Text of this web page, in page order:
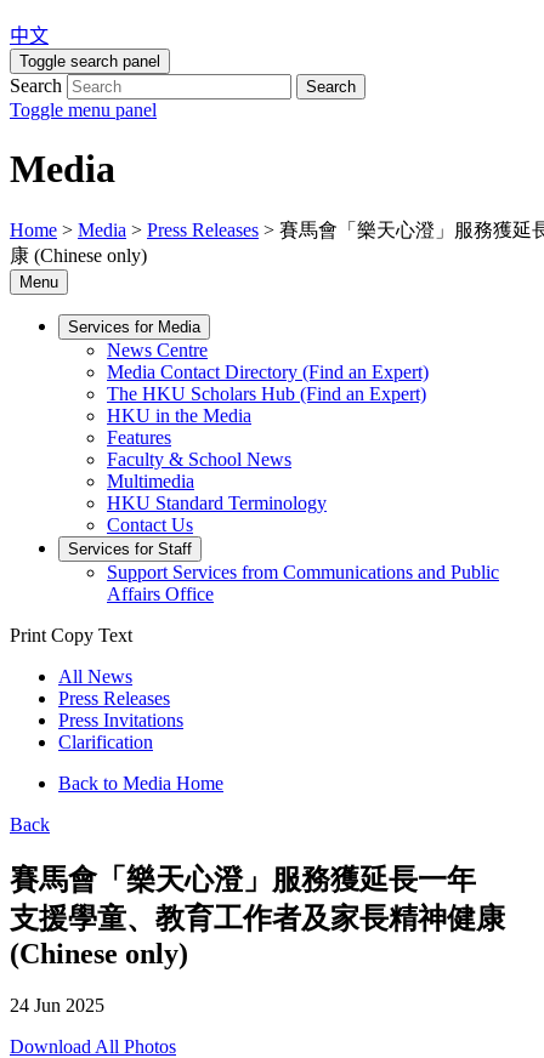
中文
Toggle search panel
Search Search
Toggle menu panel
Media
Home > Media > Press Releases > 賽馬會「樂天心澄」服務獲延
康 (Chinese only)
Menu
Services for Media
News Centre
Media Contact Directory (Find an Expert)
The HKU Scholars Hub (Find an Expert)
HKU in the Media
Features
Faculty & School News
Multimedia
HKU Standard Terminology
Contact Us
Services for Staff
Support Services from Communications and Public
Affairs Office
Print Copy Text
All News
Press Releases
Press Invitations
Clarification
Back to Media Home
Back
賽馬會「樂天心澄」服務獲延長一年
支援學童、教育工作者及家長精神健康
(Chinese only)
24 Jun 2025
Download All Photos